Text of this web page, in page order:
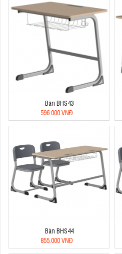
Bàn BHS43
596.000 VNĐ
Bàn BHS44
855.000 VNĐ